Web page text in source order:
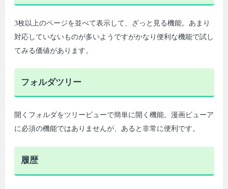
3枚以上のページを並べて表示して、ざっと見る機能。あまり
対応していないものが多いようですがかなり便利な機能で試し
てみる価値があります。
フォルダツリー
開くフォルダをツリービューで簡単に開く機能。漫画ビューア
に必須の機能ではありませんが、あると非常に便利です。
履歴